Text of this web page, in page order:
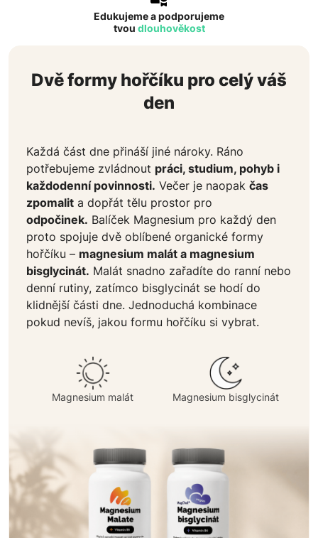
Edukujeme a podporujeme
tvou dlouhověkost
Dvě formy hořčíku pro celý váš
den
Každá část dne přináší jiné nároky. Ráno
potřebujeme zvládnout práci, studium, pohyb i
každodenní povinnosti. Večer je naopak čas
zpomalit a dopřát tělu prostor pro
odpočinek. Balíček Magnesium pro každý den
proto spojuje dvě oblíbené organické formy
hořčíku – magnesium malát a magnesium
bisglycinát. Malát snadno zařadíte do ranní nebo
denní rutiny, zatímco bisglycinát se hodí do
klidnější části dne. Jednoduchá kombinace
pokud nevíš, jakou formu hořčíku si vybrat.
Magnesium malát Magnesium bisglycinát